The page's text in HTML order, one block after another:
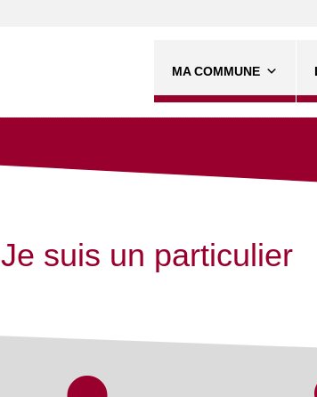
MA COMMUNE
Je suis un particulier